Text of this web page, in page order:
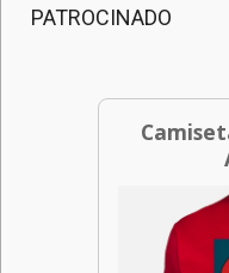
PATROCINADO